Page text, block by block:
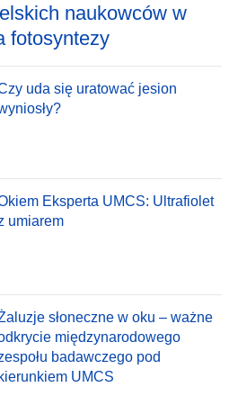
naukowców w
fotosyntezy
uda się uratować jesion
Eksperta UMCS: Ultrafiolet
umiarem
słoneczne w oku – ważne
międzynarodowego
badawczego pod
kierunkiem UMCS